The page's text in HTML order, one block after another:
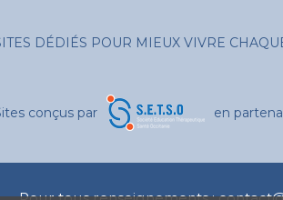
DÉDIÉS POUR MIEUX VIVRE
conçus par en